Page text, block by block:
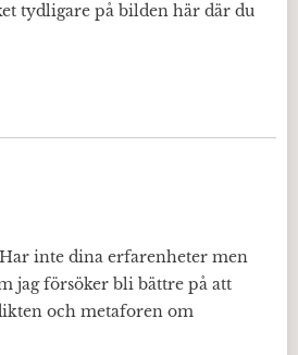
tydligare på bilden här där du
inte dina erfarenheter men
jag försöker bli bättre på att
och metaforen om